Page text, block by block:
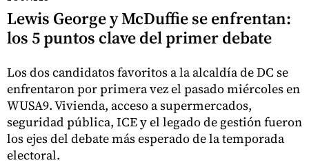
Lewis George y McDuffie se enfrentan:
los 5 puntos clave del primer debate
Los dos candidatos favoritos a la alcaldía de DC se
enfrentaron por primera vez el pasado miércoles en
WUSA9. Vivienda, acceso a supermercados,
seguridad pública, ICE y el legado de gestión fueron
los ejes del debate más esperado de la temporada
electoral.